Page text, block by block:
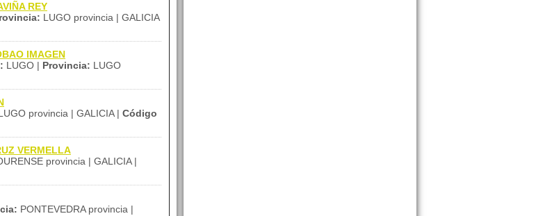
REY
LUGO provincia | GALICIA
IMAGEN
LUGO | Provincia: LUGO
provincia | GALICIA | Código
VERMELLA
provincia | GALICIA |
PONTEVEDRA provincia |